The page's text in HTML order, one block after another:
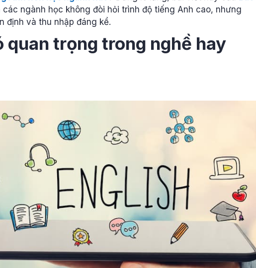
các ngành học không đòi hỏi trình độ tiếng Anh cao, nhưng
định và thu nhập đáng kể.
quan trọng trong nghề hay